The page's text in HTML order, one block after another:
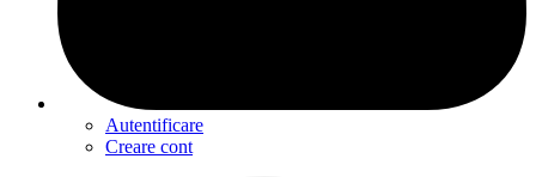
Autentificare
Creare cont